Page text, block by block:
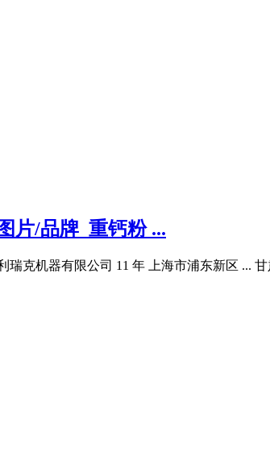
片/品牌_重钙粉 ...
克机器有限公司 11 年 上海市浦东新区 ...